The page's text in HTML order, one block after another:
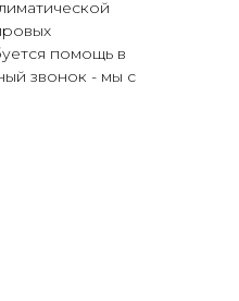
помощь в
звонок - мы с